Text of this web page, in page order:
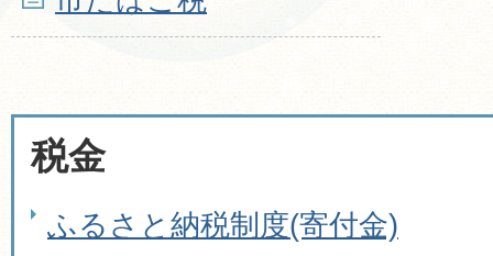
税金
ふるさと納税制度(寄付金)